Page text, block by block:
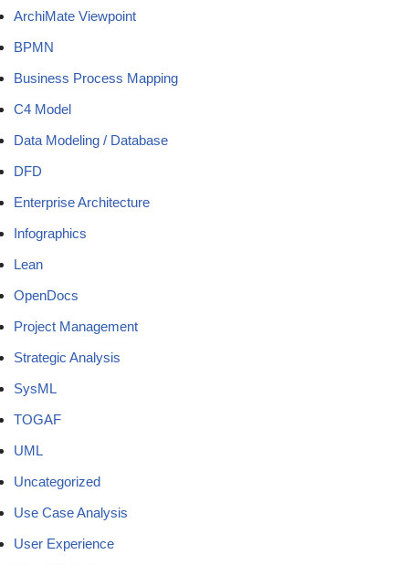
ArchiMate Viewpoint
BPMN
Business Process Mapping
C4 Model
Data Modeling / Database
DFD
Enterprise Architecture
Infographics
Lean
OpenDocs
Project Management
Strategic Analysis
SysML
TOGAF
UML
Uncategorized
Use Case Analysis
User Experience